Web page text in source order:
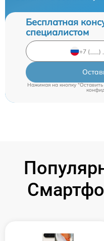
Бесплатная
специалистом
Нажимая на кнопку